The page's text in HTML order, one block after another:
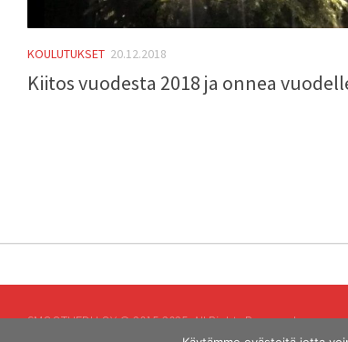
KOULUTUKSET 20.12.2018
Kiitos vuodesta 2018 ja onnea
SMOOTHEDU OY © 2015-2025. All Rights Reserved